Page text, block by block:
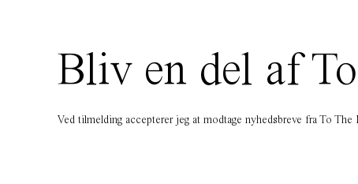
Bliv en del af
Ved tilmelding accepterer jeg at modtage nyhedsbreve fra To